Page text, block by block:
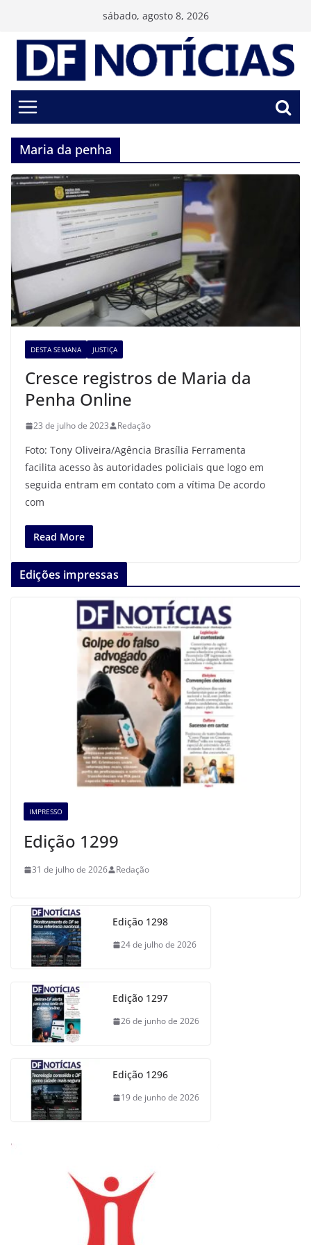
conteúdo
sábado, agosto 8, 2026
Maria da penha
DESTA SEMANA JUSTIÇA
Cresce registros de Maria da
Penha Online
23 de julho de 2023 Redação
Foto: Tony Oliveira/Agência Brasília Ferramenta
facilita acesso às autoridades policiais que logo em
seguida entram em contato com a vítima De acordo
com
Read More
Edições impressas
IMPRESSO
Edição 1299
31 de julho de 2026 Redação
Edição 1298
24 de julho de 2026
Edição 1297
26 de junho de 2026
Edição 1296
19 de junho de 2026